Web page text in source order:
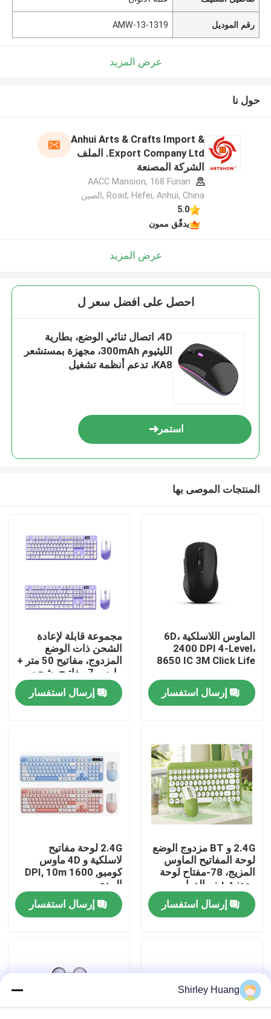
المنزل
المنتجات
حولنا
جولة في المصنع
مراقبة الجودة
اتصل بنا
أخبار
اطلب اقتباس
رقم الموديل AMW-13-1319
عرض المزيد
حول نا
Anhui Arts & Crafts Import &
Export Company Ltd. الملف
الشركة المصنعة
AACC Mansion, 168 Funan
Road, Hefei, Anhui, China ,الصين
5.0
يدقّق ممون
عرض المزيد
احصل على افضل سعر ل
4D، اتصال ثنائي الوضع، بطارية
الليثيوم 300mAh، مجهزة بمستشعر
KA8، تدعم أنظمة تشغيل
استمر
المنتجات الموصى بها
الماوس اللاسلكية 6D،
2400 DPI 4-Level،
8650 IC 3M Click Life
إرسال استفسار
مجموعة قابلة لإعادة
الشحن ذات الوضع
المزدوج، مفاتيح 50 متر +
ماوس 7 مفاتيح، شحن
سريع من النوع C
إرسال استفسار
2.4G و BT مزدوج الوضع
لوحة المفاتيح الماوس
المزيج، 78-مفتاح لوحة
معدنية + زر الدوار،
500mAh
إرسال استفسار
2.4G لوحة مفاتيح
لاسلكية و 4D ماوس
كومبو, 1600 DPI, 10m
المدى
إرسال استفسار
Shirley Huang